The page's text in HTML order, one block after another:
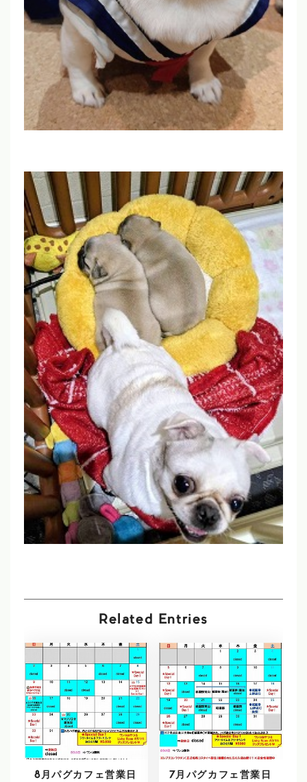
Related Entries
8月パグカフェ営業日
7月パグカフェ営業日